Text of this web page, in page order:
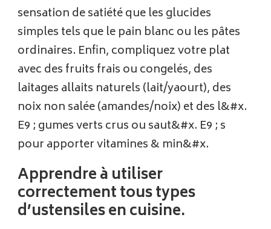
sensation de satiété que les glucides
simples tels que le pain blanc ou les pâtes
ordinaires. Enfin, compliquez votre plat
avec des fruits frais ou congelés, des
laitages allaits naturels (lait/yaourt), des
noix non salée (amandes/noix) et des l&#x.
E9 ; gumes verts crus ou saut&#x. E9 ; s
pour apporter vitamines & min&#x.
Apprendre à utiliser
correctement tous types
d’ustensiles en cuisine.